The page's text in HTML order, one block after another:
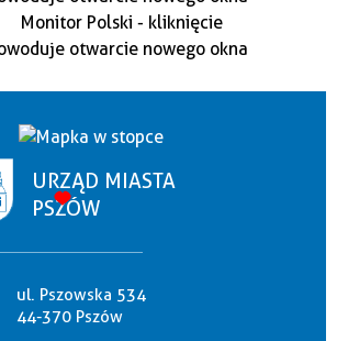
URZĄD MIASTA
PSZÓW
ul. Pszowska 534
44-370 Pszów